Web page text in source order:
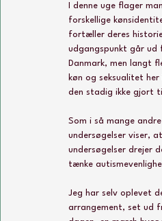
I denne uge flager
forskellige
fortæller deres
udgangspunkt går ud
Danmark, men langt
køn og seksualitet
den stadig ikke gjort
Som i så mange
undersøgelser viser,
undersøgelser drejer
tænke
Jeg har selv oplevet
arrangement, set ud